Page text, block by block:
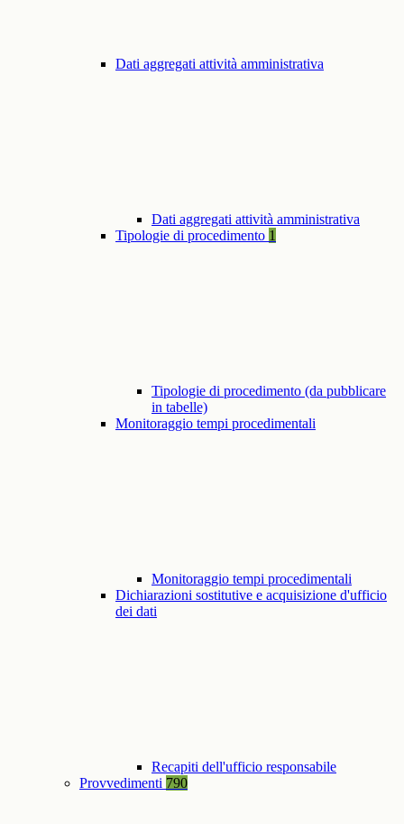
Dati aggregati attività amministrativa
Dati aggregati attività amministrativa
Tipologie di procedimento 1
Tipologie di procedimento (da pubblicare
in tabelle)
Monitoraggio tempi procedimentali
Monitoraggio tempi procedimentali
Dichiarazioni sostitutive e acquisizione d'ufficio
dei dati
Recapiti dell'ufficio responsabile
Provvedimenti 790